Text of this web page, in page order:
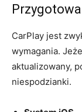
CarPlay jest
wymagania.
aktualizowany,
niespodzianki.